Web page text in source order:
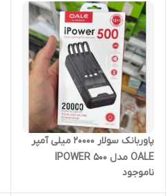
پاوربانک سولار 20000 میلی آمپر
OALE مدل IPOWER 500
ناموجود